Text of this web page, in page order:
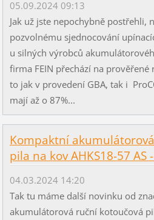
05.09.2024 09:13
Jak už jste nepochybně postřehli,
pozvolnému sjednocování
u silných výrobců
firma FEIN přechází na prověřené
to jak v provedení GBA, tak i
mají až o 87%...
Kompaktní
pila na kov AHKS18-57 AS
04.03.2024 14:20
Tak tu máme další novinku od
akumulátorová ruční kotoučová